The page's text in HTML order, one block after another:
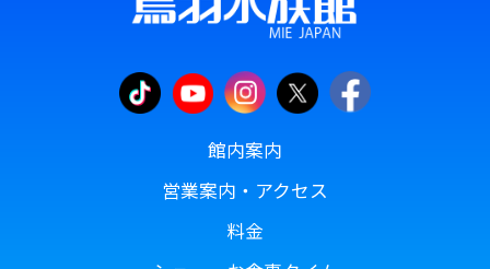
館内案内
営業案内・アクセス
料金